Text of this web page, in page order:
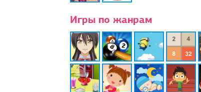
Игры по жанрам